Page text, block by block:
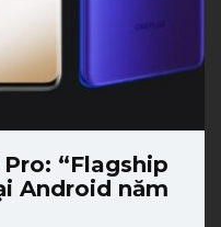
“Flagship
Android năm